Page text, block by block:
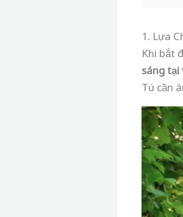
1. Lựa
Khi bắt
sáng
Tú cần